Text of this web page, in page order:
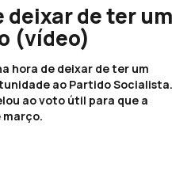
deixar de ter um
(vídeo)
hora de deixar de ter um
ao Partido Socialista.
ao voto útil para que a
março.